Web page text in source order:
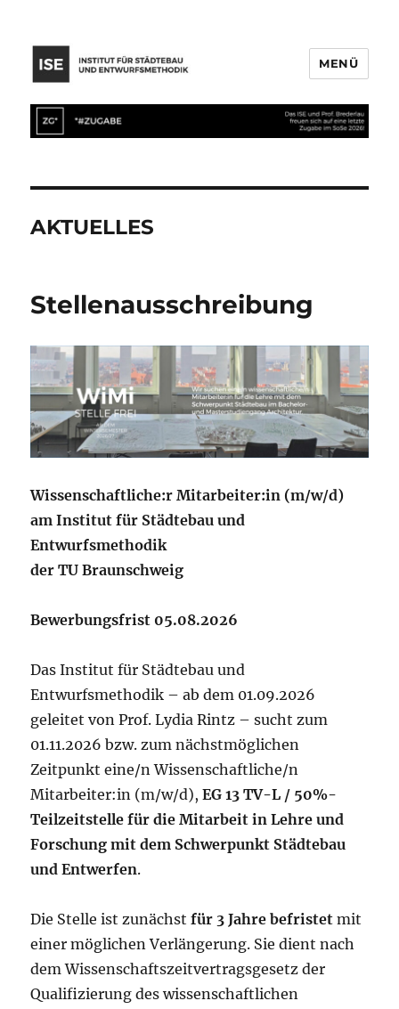
MENÜ
AKTUELLES
Stellenausschreibung
Wissenschaftliche:r Mitarbeiter:in (m/w/d)
am Institut für Städtebau und
Entwurfsmethodik
der TU Braunschweig
Bewerbungsfrist 05.08.2026
Das Institut für Städtebau und
Entwurfsmethodik – ab dem 01.09.2026
geleitet von Prof. Lydia Rintz – sucht zum
01.11.2026 bzw. zum nächstmöglichen
Zeitpunkt eine/n Wissenschaftliche/n
Mitarbeiter:in (m/w/d),EG 13 TV-L / 50%-
Teilzeitstelle für die Mitarbeit in Lehre und
Forschung mit dem Schwerpunkt Städtebau
und Entwerfen.
Die Stelle ist zunächstfür 3 Jahre befristet mit
einer möglichen Verlängerung. Sie dient nach
dem Wissenschaftszeitvertragsgesetz der
Qualifizierung des wissenschaftlichen